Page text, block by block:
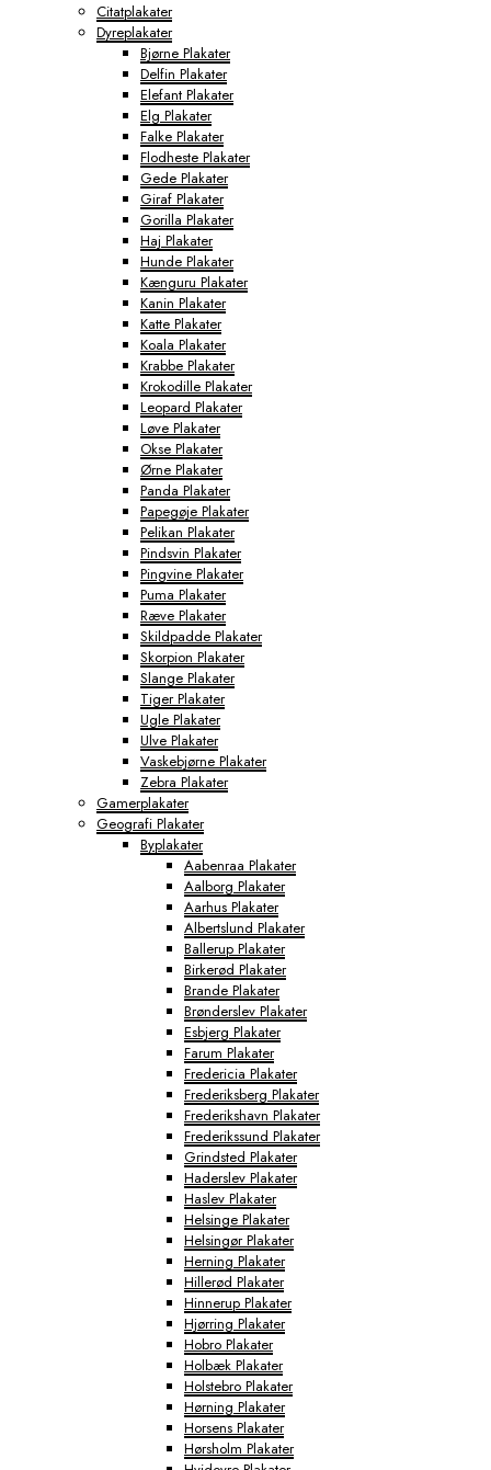
Citatplakater
Dyreplakater
Bjørne Plakater
Delfin Plakater
Elefant Plakater
Elg Plakater
Falke Plakater
Flodheste Plakater
Gede Plakater
Giraf Plakater
Gorilla Plakater
Haj Plakater
Hunde Plakater
Kænguru Plakater
Kanin Plakater
Katte Plakater
Koala Plakater
Krabbe Plakater
Krokodille Plakater
Leopard Plakater
Løve Plakater
Okse Plakater
Ørne Plakater
Panda Plakater
Papegøje Plakater
Pelikan Plakater
Pindsvin Plakater
Pingvine Plakater
Puma Plakater
Ræve Plakater
Skildpadde Plakater
Skorpion Plakater
Slange Plakater
Tiger Plakater
Ugle Plakater
Ulve Plakater
Vaskebjørne Plakater
Zebra Plakater
Gamerplakater
Geografi Plakater
Byplakater
Aabenraa Plakater
Aalborg Plakater
Aarhus Plakater
Albertslund Plakater
Ballerup Plakater
Birkerød Plakater
Brande Plakater
Brønderslev Plakater
Esbjerg Plakater
Farum Plakater
Fredericia Plakater
Frederiksberg Plakater
Frederikshavn Plakater
Frederikssund Plakater
Grindsted Plakater
Haderslev Plakater
Haslev Plakater
Helsinge Plakater
Helsingør Plakater
Herning Plakater
Hillerød Plakater
Hinnerup Plakater
Hjørring Plakater
Hobro Plakater
Holbæk Plakater
Holstebro Plakater
Hørning Plakater
Horsens Plakater
Hørsholm Plakater